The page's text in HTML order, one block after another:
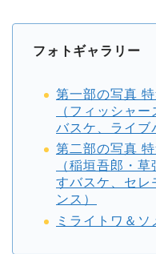
フォトギャラリー
第一部の写真
（フィッシャ
バスケ、ライブ
第二部の写真
（稲垣吾郎・
すバスケ、セレ
ンス）
ミライトワ＆